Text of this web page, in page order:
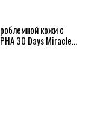
кожи с
30 Days Miracle